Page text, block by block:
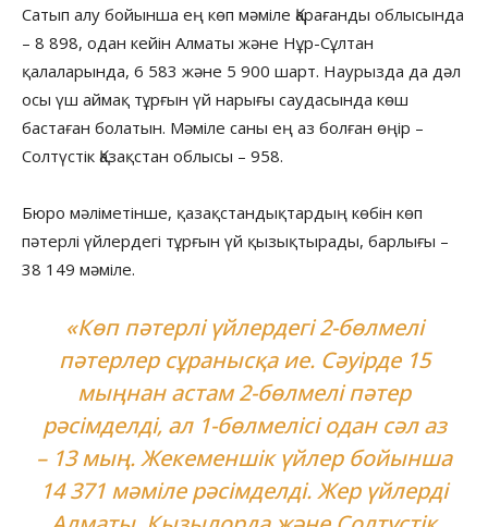
Сатып алу бойынша ең көп мәміле Қарағанды облысында
– 8 898, одан кейін Алматы және Нұр-Сұлтан
қалаларында, 6 583 және 5 900 шарт. Наурызда да дәл
осы үш аймақ тұрғын үй нарығы саудасында көш
бастаған болатын. Мәміле саны ең аз болған өңір –
Солтүстік Қазақстан облысы – 958.
Бюро мәліметінше, қазақстандықтардың көбін көп
пәтерлі үйлердегі тұрғын үй қызықтырады, барлығы –
38 149 мәміле.
«Көп пәтерлі үйлердегі 2-бөлмелі
пәтерлер сұранысқа ие. Сәуірде 15
мыңнан астам 2-бөлмелі пәтер
рәсімделді, ал 1-бөлмелісі одан сәл аз
– 13 мың. Жекеменшік үйлер бойынша
14 371 мәміле рәсімделді. Жер үйлерді